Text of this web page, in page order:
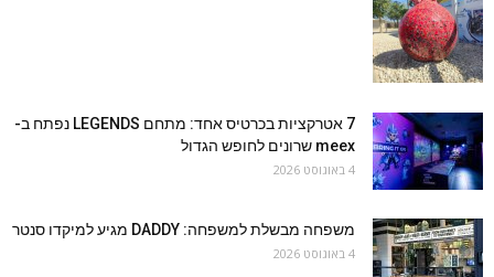
7 אטרקציות בכרטיס אחד: מתחם LEGENDS נפתח ב-
meex שרונים לחופש הגדול
4 באוגוסט 2026
משפחה מבשלת למשפחה: DADDY מגיע למיקדו סנטר
4 באוגוסט 2026